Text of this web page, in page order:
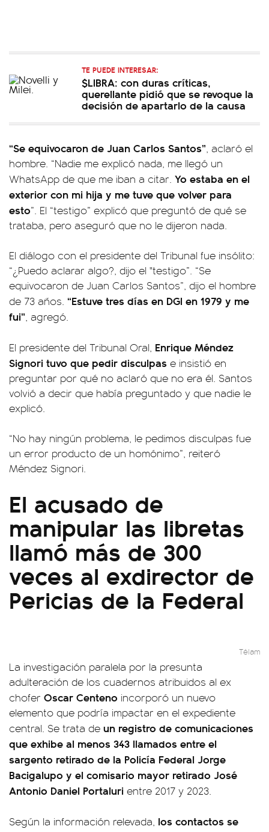
TE PUEDE INTERESAR:
$LIBRA: con duras críticas,
querellante pidió que se revoque la
decisión de apartarlo de la causa
“Se equivocaron de Juan Carlos Santos”, aclaró el
hombre. “Nadie me explicó nada, me llegó un
WhatsApp de que me iban a citar. Yo estaba en el
exterior con mi hija y me tuve que volver para
esto”. El “testigo” explicó que preguntó de qué se
trataba, pero aseguró que no le dijeron nada.
El diálogo con el presidente del Tribunal fue insólito:
“¿Puedo aclarar algo?, dijo el "testigo”. “Se
equivocaron de Juan Carlos Santos”, dijo el hombre
de 73 años. “Estuve tres días en DGI en 1979 y me
fui”, agregó.
El presidente del Tribunal Oral, Enrique Méndez
Signori tuvo que pedir disculpas e insistió en
preguntar por qué no aclaró que no era él. Santos
volvió a decir que había preguntado y que nadie le
explicó.
“No hay ningún problema, le pedimos disculpas fue
un error producto de un homónimo”, reiteró
Méndez Signori.
El acusado de
manipular las libretas
llamó más de 300
veces al exdirector de
Pericias de la Federal
Télam
La investigación paralela por la presunta
adulteración de los cuadernos atribuidos al ex
chofer Oscar Centeno incorporó un nuevo
elemento que podría impactar en el expediente
central. Se trata de un registro de comunicaciones
que exhibe al menos 343 llamados entre el
sargento retirado de la Policía Federal Jorge
Bacigalupo y el comisario mayor retirado José
Antonio Daniel Portaluri entre 2017 y 2023.
Según la información relevada, los contactos se